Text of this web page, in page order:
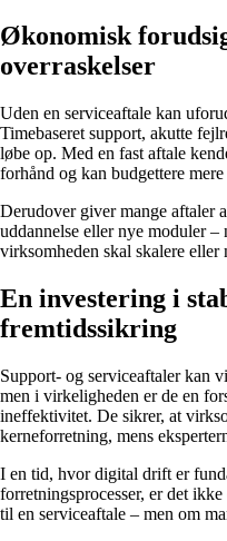
Økonomisk
overraskelser
Uden en serviceaftale kan
Timebaseret support, akutte
løbe op. Med en fast aftale
forhånd og kan budgettere
Derudover giver mange aftaler
uddannelse eller nye moduler
virksomheden skal skalere
En investering i
fremtidssikring
Support- og serviceaftaler kan
men i virkeligheden er de en
ineffektivitet. De sikrer, at
kerneforretning, mens
I en tid, hvor digital drift er
forretningsprocesser, er det
til en serviceaftale – men om